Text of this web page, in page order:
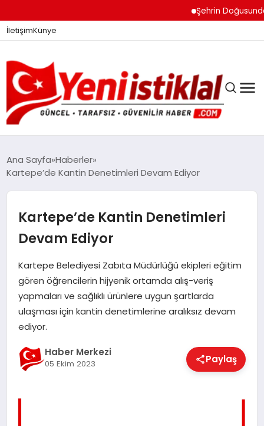
Şehrin Doğusundan
İletişimKünye
GÜNDEM
DÜNYA
EĞITIM
EKONOMI
MAGAZIN
Ana Sayfa Haberler
Kartepe’de Kantin Denetimleri Devam Ediyor
Kartepe’de Kantin Denetimleri
Devam Ediyor
Kartepe Belediyesi Zabıta Müdürlüğü ekipleri eğitim
gören öğrencilerin hijyenik ortamda alış-veriş
yapmaları ve sağlıklı ürünlere uygun şartlarda
ulaşması için kantin denetimlerine aralıksız devam
ediyor.
Haber Merkezi
05 Ekim 2023 Paylaş